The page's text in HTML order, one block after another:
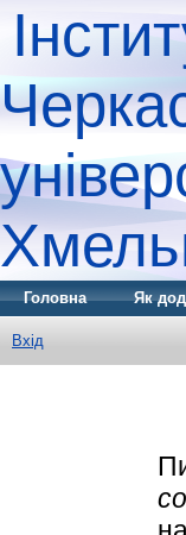
Головна Як
Вхід